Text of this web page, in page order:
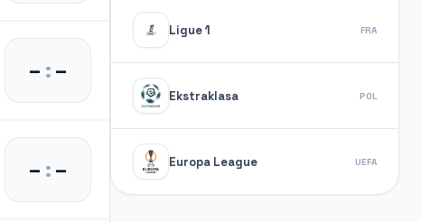
– :–
– :–
Ligue 1 FRA
Ekstraklasa POL
Europa League UEFA